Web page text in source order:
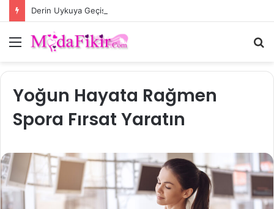
Derin Uykuya Geçişi Kolaylaştıran Bilimsel Rutinler
Menü
Yoğun Hayata Rağmen
Spora Fırsat Yaratın